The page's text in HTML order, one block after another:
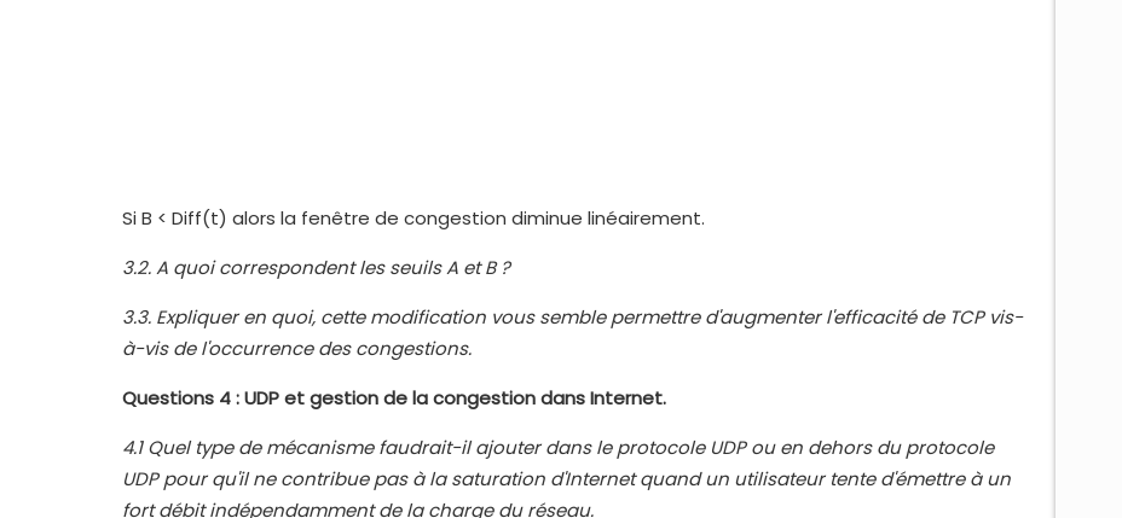
Si B < Diff(t) alors la fenêtre de congestion diminue linéairement.
3.2. A quoi correspondent les seuils A et B ?
3.3. Expliquer en quoi, cette modification vous semble permettre d'augmenterl'efficacité de TCP vis-
à-vis de l'occurrence des congestions.
Questions 4 : UDP et gestion de la congestion dans Internet.
4.1 Quel type de mécanisme faudrait-il ajouter dans le protocole UDP ou en dehors du protocole
UDP pour qu'il ne contribue pas à la saturation d'Internetquand un utilisateur tente d'émettre à un
fort débit indépendamment de la charge du réseau.